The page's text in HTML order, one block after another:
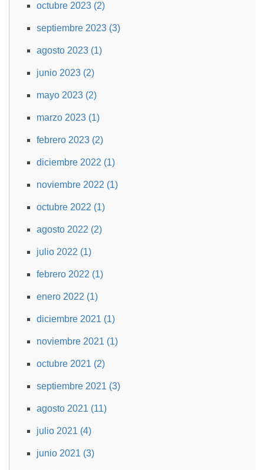
octubre 2023 (2)
septiembre 2023 (3)
agosto 2023 (1)
junio 2023 (2)
mayo 2023 (2)
marzo 2023 (1)
febrero 2023 (2)
diciembre 2022 (1)
noviembre 2022 (1)
octubre 2022 (1)
agosto 2022 (2)
julio 2022 (1)
febrero 2022 (1)
enero 2022 (1)
diciembre 2021 (1)
noviembre 2021 (1)
octubre 2021 (2)
septiembre 2021 (3)
agosto 2021 (11)
julio 2021 (4)
junio 2021 (3)